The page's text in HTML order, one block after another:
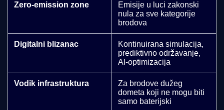
Zero-emission zone
Emisije u luci zakonski
nula za sve kategorije
brodova
Digitalni blizanac
Kontinuirana simulacija,
prediktivno održavanje,
AI-optimizacija
Vodik infrastruktura
Za brodove dužeg
dometa koji ne mogu biti
samo baterijski